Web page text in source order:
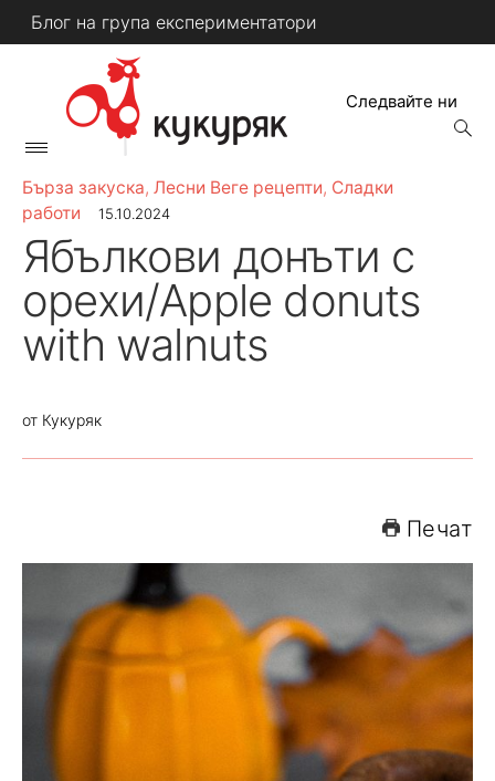
Skip
to
Блог на група експериментатори
Primary
КУКУРЯК
Следвайте ни
open
Бърза закуска, Лесни Веге рецепти, Сладки
работи
15.10.2024
Ябълкови донъти с
орехи/Apple donuts
with walnuts
от Кукуряк
Печат